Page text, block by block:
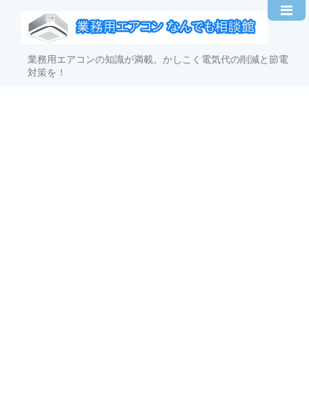
業務用エアコンの知識が満載。かしこく電気代の削減と節電
対策を！